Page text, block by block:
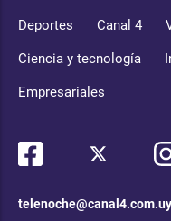
Deportes Canal 4
Ciencia y tecnología
Empresariales
telenoche@canal4.com.uy